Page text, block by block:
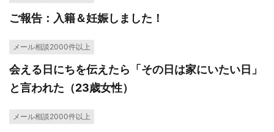
ご報告：入籍＆妊娠しました！
メール相談2000件以上
会える日にちを伝えたら「その日は家にいたい日」
と言われた（23歳女性）
メール相談2000件以上